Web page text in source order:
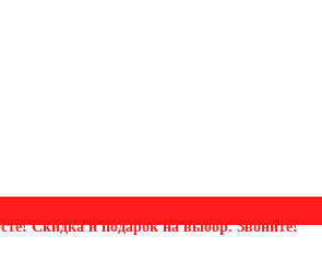
Скидка и подарок на выбор. Звоните!